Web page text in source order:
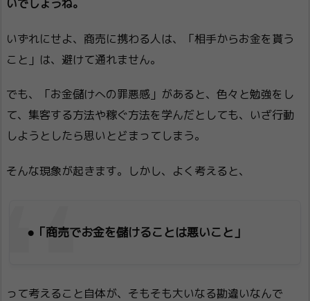
いでしょうね。
いずれにせよ、商売に携わる人は、「相手からお金を貰う
こと」は、避けて通れません。
でも、「お金儲けへの罪悪感」があると、色々と勉強をし
て、集客する方法や稼ぐ方法を学んだとしても、いざ行動
しようとしたら思いとどまってしまう。
そんな現象が起きます。しかし、よく考えると、
●「商売でお金を儲けることは悪いこと」
って考えること自体が、そもそも大いなる勘違いなんで